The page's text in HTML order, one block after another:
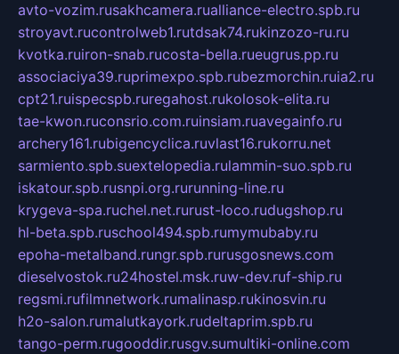
avto-vozim.rusakhcamera.rualliance-electro.spb.ru
stroyavt.rucontrolweb1.rutdsak74.rukinzozo-ru.ru
kvotka.ruiron-snab.rucosta-bella.rueugrus.pp.ru
associaciya39.ruprimexpo.spb.rubezmorchin.ruia2.ru
cpt21.ruispecspb.ruregahost.rukolosok-elita.ru
tae-kwon.ruconsrio.com.ruinsiam.ruavegainfo.ru
archery161.rubigencyclica.ruvlast16.rukorru.net
sarmiento.spb.suextelopedia.rulammin-suo.spb.ru
iskatour.spb.rusnpi.org.rurunning-line.ru
krygeva-spa.ruchel.net.rurust-loco.rudugshop.ru
hl-beta.spb.ruschool494.spb.rumymubaby.ru
epoha-metalband.rungr.spb.rurusgosnews.com
dieselvostok.ru24hostel.msk.ruw-dev.ruf-ship.ru
regsmi.rufilmnetwork.rumalinasp.rukinosvin.ru
h2o-salon.rumalutkayork.rudeltaprim.spb.ru
tango-perm.rugooddir.rusgv.sumultiki-online.com